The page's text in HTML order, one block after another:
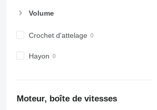
Volume
Crochet d'attelage
Hayon
Moteur, boîte de vitesses